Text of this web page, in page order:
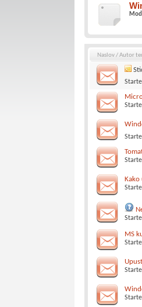
Naslov/Autor
Kako
MS